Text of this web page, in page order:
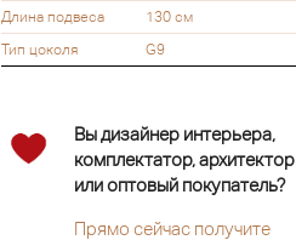
Длина подвеса
130 см
Тип цоколя
G9
Вы дизайнер интерьера,
комплектатор, архитектор
или оптовый покупатель?
Прямо сейчас получите